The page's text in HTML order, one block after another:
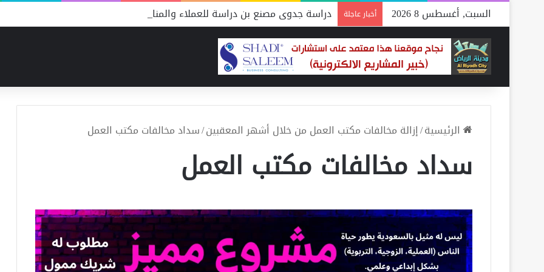
السبت, أغسطس 8 2026 أخبار عاجلة دراسة جدوى مصنع بن دراسة للعملاء والمنافسين
الرئيسية/إزالة مخالفات مكتب العمل من خلال أشهر المعقبين/سداد مخالفات مكتب العمل
سداد مخالفات مكتب العمل